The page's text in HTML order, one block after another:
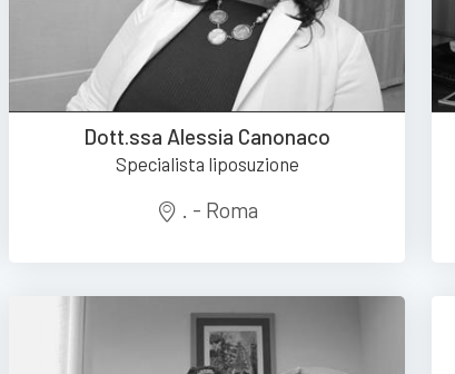
Dott.ssa Alessia Canonaco
Specialista liposuzione
. - Roma